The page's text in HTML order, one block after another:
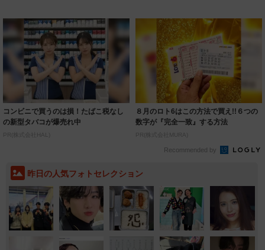
コンビニで買うのは損！たばこ税なし
の新型タバコが爆売れ中
PR(株式会社HAL)
８月のロト6はこの方法で買え!!６つの
数字が『完全一致』する方法
PR(株式会社MURA)
Recommended by
昨日の人気フォトセレクション